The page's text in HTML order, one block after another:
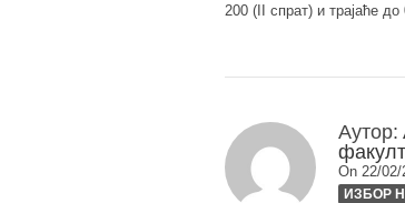
200 (II спрат) и трајаће
Аутор:
On 22/02/
ИЗБОР